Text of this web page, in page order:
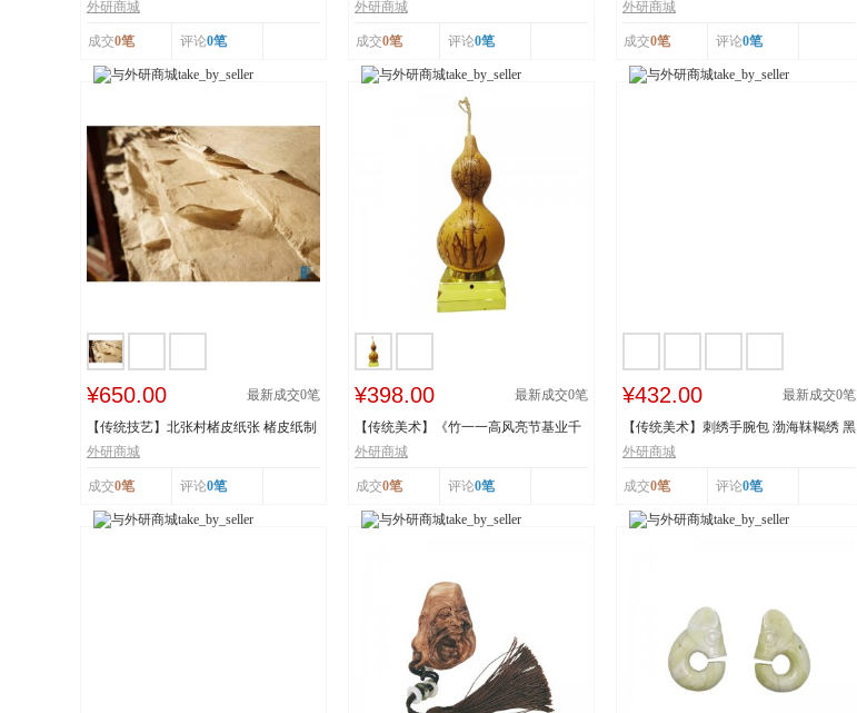
外研商城
成交0笔 评论0笔
外研商城
成交0笔 评论0笔
外研商城
成交0笔 评论0笔
¥650.00 最新成交0笔
【传统技艺】北张村楮皮纸张 楮皮纸制
作技艺 国...
外研商城
成交0笔 评论0笔
¥398.00 最新成交0笔
【传统美术】《竹一一高风亮节基业千
秋》 福禄亿家...
外研商城
成交0笔 评论0笔
¥432.00 最新成交0笔
【传统美术】刺绣手腕包 渤海靺鞨绣 黑
龙江省牡丹...
外研商城
成交0笔 评论0笔